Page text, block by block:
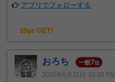
アプリでフォローする
35pt GET!
おろち 一般7位
2026年5月31日 10:28 PM